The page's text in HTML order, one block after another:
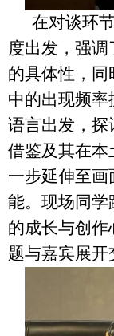
在对谈环
度出发，强
的具体性，
中的出现频
语言出发，探
借鉴及其在本
一步延伸至画
能。现场同学
的成长与创作
题与嘉宾展开